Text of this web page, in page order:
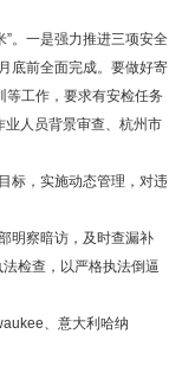
。一是强力推进三项安全
底前全面完成。要做好寄
等工作，要求有安检任务
人员背景审查、杭州市
标，实施动态管理，对违
明察暗访，及时查漏补
检查，以严格执法倒逼
、意大利哈纳